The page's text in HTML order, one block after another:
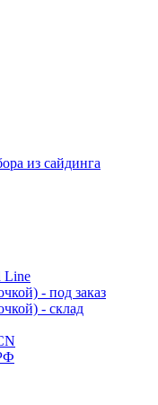
из сайдинга
Line
- под заказ
- склад